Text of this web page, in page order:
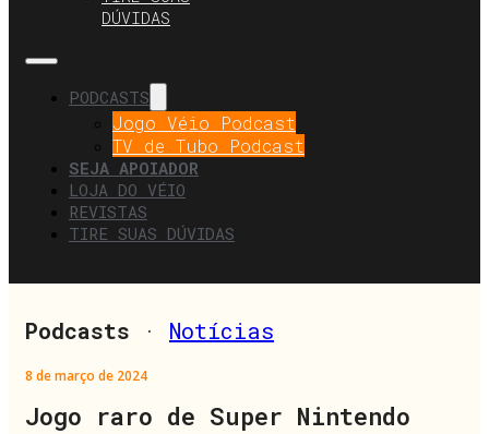
DÚVIDAS
PODCASTS
Jogo Véio Podcast
TV de Tubo Podcast
SEJA APOIADOR
LOJA DO VÉIO
REVISTAS
TIRE SUAS DÚVIDAS
Podcasts · Notícias
8 de março de 2024
Jogo raro de Super Nintendo